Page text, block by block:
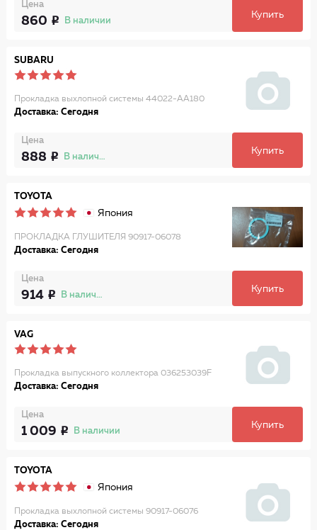
Цена
860 В наличии
Купить
SUBARU
Прокладка выхлопной системы 44022-AA180
Доставка: Сегодня
Цена
888 В наличии
Купить
TOYOTA
Япония
ПРОКЛАДКА ГЛУШИТЕЛЯ 90917-06078
Доставка: Сегодня
Цена
914 В наличии
Купить
VAG
Прокладка выпускного коллектора 036253039F
Доставка: Сегодня
Цена
1 009 В наличии
Купить
TOYOTA
Япония
Прокладка выхлопной системы 90917-06076
Доставка: Сегодня